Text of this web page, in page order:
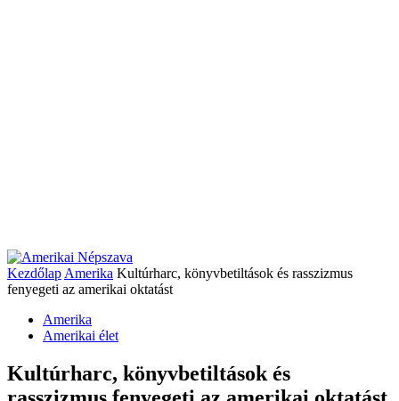
Kezdőlap Amerika Kultúrharc, könyvbetiltások és rasszizmus
fenyegeti az amerikai oktatást
Amerika
Amerikai élet
Kultúrharc, könyvbetiltások és